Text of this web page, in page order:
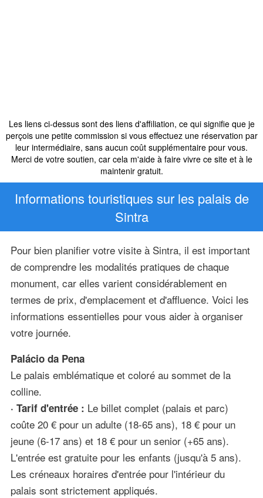
Les liens ci-dessus sont des liens d'affiliation, ce qui signifie que je
perçois une petite commission si vous effectuez une réservation par
leur intermédiaire, sans aucun coût supplémentaire pour vous.
Merci de votre soutien, car cela m'aide à faire vivre ce site et à le
maintenir gratuit.
Informations touristiques sur les palais de
Sintra
Pour bien planifier votre visite à Sintra, il est important
de comprendre les modalités pratiques de chaque
monument, car elles varient considérablement en
termes de prix, d'emplacement et d'affluence. Voici les
informations essentielles pour vous aider à organiser
votre journée.
Palácio da Pena
Le palais emblématique et coloré au sommet de la
colline.
· Tarif d'entrée : Le billet complet (palais et parc)
coûte 20 € pour un adulte (18-65 ans), 18 € pour un
jeune (6-17 ans) et 18 € pour un senior (+65 ans).
L'entrée est gratuite pour les enfants (jusqu'à 5 ans).
Les créneaux horaires d'entrée pour l'intérieur du
palais sont strictement appliqués.